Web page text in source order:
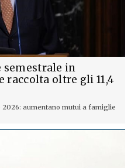
semestrale in
raccolta oltre gli 11,4
aumentano mutui a famiglie